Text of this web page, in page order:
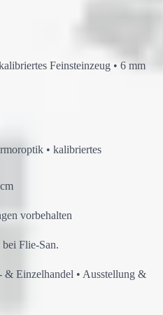
Feinsteinzeug • 6 mm
• kalibriertes
vorbehalten
bei Flie-San.
& Einzelhandel • Ausstellung &